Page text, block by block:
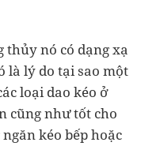
thủy nó có dạng xạ
là lý do tại sao một
loại dao kéo ở
cũng như tốt cho
kéo bếp hoặc